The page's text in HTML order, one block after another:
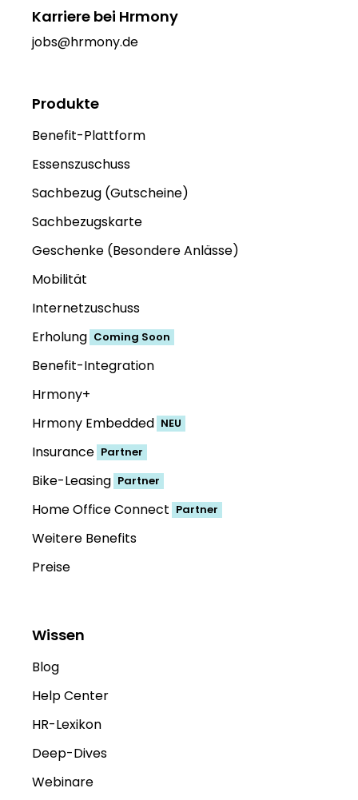
Karriere bei Hrmony
jobs@hrmony.de
Produkte
Benefit-Plattform
Essenszuschuss
Sachbezug (Gutscheine)
Sachbezugskarte
Geschenke (Besondere Anlässe)
Mobilität
Internetzuschuss
Erholung Coming Soon
Benefit-Integration
Hrmony+
Hrmony Embedded NEU
Insurance Partner
Bike-Leasing Partner
Home Office Connect Partner
Weitere Benefits
Preise
Wissen
Blog
Help Center
HR-Lexikon
Deep-Dives
Webinare